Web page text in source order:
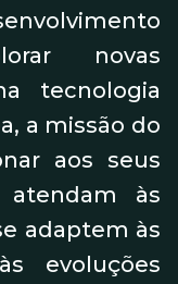
novas
tecnologia
a missão do
aos seus
atendam às
adaptem às
evoluções